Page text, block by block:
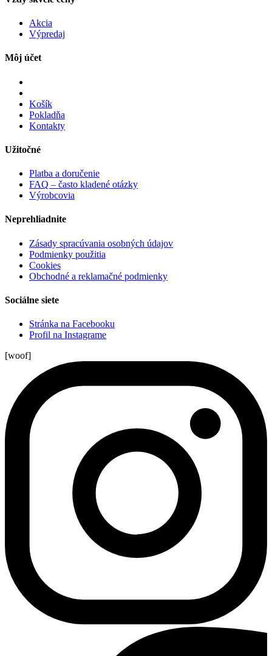
Akcia
Výpredaj
Môj účet
Košík
Pokladňa
Kontakty
Užitočné
Platba a doručenie
FAQ – často kladené otázky
Výrobcovia
Neprehliadnite
Zásady spracúvania osobných údajov
Podmienky použitia
Cookies
Obchodné a reklamačné podmienky
Sociálne siete
Stránka na Facebooku
Profil na Instagrame
[woof]